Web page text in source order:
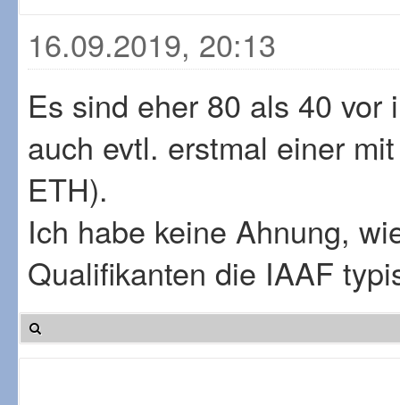
16.09.2019, 20:13
Es sind eher 80 als 40
auch evtl. erstmal einer
ETH).
Ich habe keine Ahnung,
Qualifikanten die IAAF